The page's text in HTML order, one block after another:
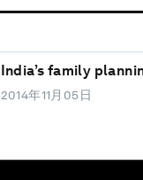
India’s family
2014年11月05日